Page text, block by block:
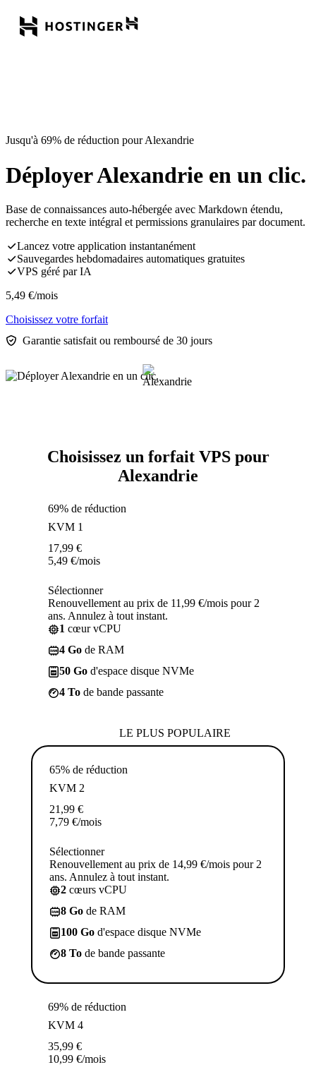
Jusqu'à 69% de réduction pour Alexandrie
Déployer Alexandrie en un clic.
Base de connaissances auto-hébergée avec Markdown étendu,
recherche en texte intégral et permissions granulaires par document.
Lancez votre application instantanément
Sauvegardes hebdomadaires automatiques gratuites
VPS géré par IA
5,49 €/mois
Choisissez votre forfait
Garantie satisfait ou remboursé de 30 jours
Choisissez un forfait VPS pour
Alexandrie
69% de réduction
KVM 1
17,99 €
5,49 €/mois
Sélectionner
Renouvellement au prix de 11,99 €/mois pour 2
ans. Annulez à tout instant.
1 cœur vCPU
4 Go de RAM
50 Go d'espace disque NVMe
4 To de bande passante
LE PLUS POPULAIRE
65% de réduction
KVM 2
21,99 €
7,79 €/mois
Sélectionner
Renouvellement au prix de 14,99 €/mois pour 2
ans. Annulez à tout instant.
2 cœurs vCPU
8 Go de RAM
100 Go d'espace disque NVMe
8 To de bande passante
69% de réduction
KVM 4
35,99 €
10,99 €/mois